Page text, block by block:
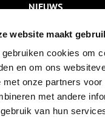
website maakt
gebruiken cookies om
en om ons
met onze partners
met andere
van hun
NIEUWS
KALENDER
THEMA’S
ACTIVITEITEN
VIDEO’S